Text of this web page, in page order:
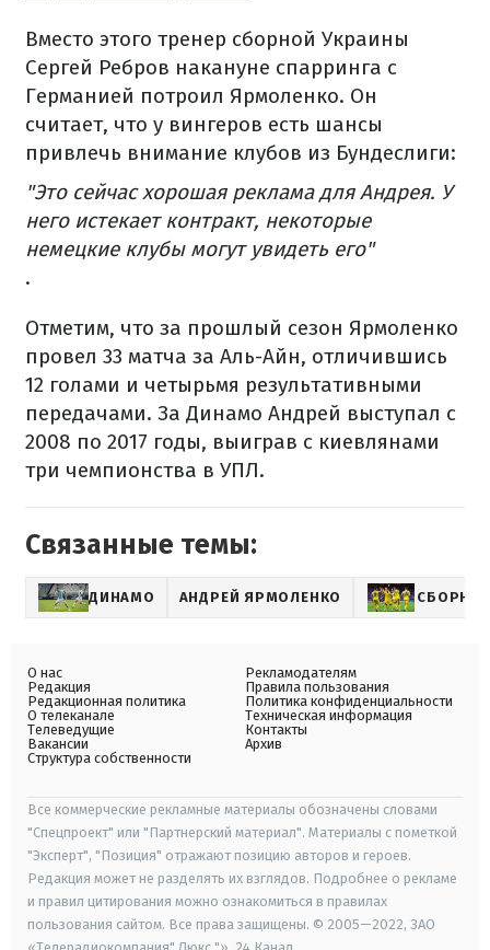
Вместо этого тренер сборной Украины
Сергей Ребров накануне спарринга с
Германией потроил Ярмоленко. Он
считает, что у вингеров есть шансы
привлечь внимание клубов из Бундеслиги:
"Это сейчас хорошая реклама для Андрея. У
него истекает контракт, некоторые
немецкие клубы могут увидеть его"
.
Отметим, что за прошлый сезон Ярмоленко
провел 33 матча за Аль-Айн, отличившись
12 голами и четырьмя результативными
передачами. За Динамо Андрей выступал с
2008 по 2017 годы, выиграв с киевлянами
три чемпионства в УПЛ.
Связанные темы:
ДИНАМО АНДРЕЙ ЯРМОЛЕНКО
О нас
Редакция
Редакционная политика
О телеканале
Телеведущие
Вакансии
Структура собственности
Рекламодателям
Правила пользования
Политика конфиденциальности
Техническая информация
Контакты
Архив
Все коммерческие рекламные материалы обозначены словами
"Спецпроект" или "Партнерский материал". Материалы с пометкой
"Эксперт", "Позиция" отражают позицию авторов и героев.
Редакция может не разделять их взглядов. Подробнее о рекламе
и правил цитирования можно ознакомиться в правилах
пользования сайтом. Все права защищены. © 2005—2022, ЗАО